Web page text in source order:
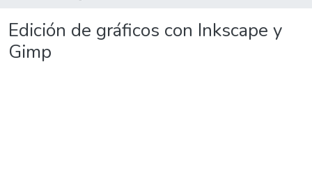
Edición de gráficos con Inkscape y
Gimp